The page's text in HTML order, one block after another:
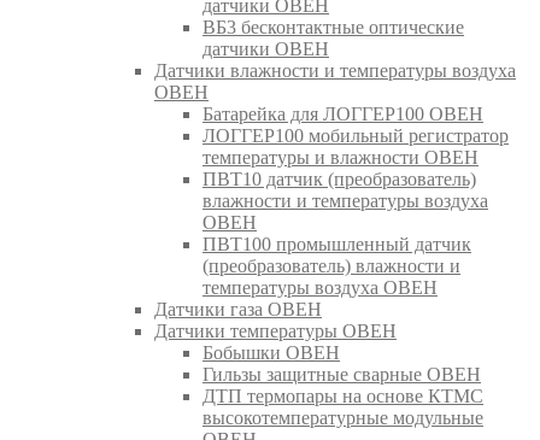
датчики ОВЕН
ВБ3 бесконтактные оптические
датчики ОВЕН
Датчики влажности и температуры воздуха
ОВЕН
Батарейка для ЛОГГЕР100 ОВЕН
ЛОГГЕР100 мобильный регистратор
температуры и влажности ОВЕН
ПВТ10 датчик (преобразователь)
влажности и температуры воздуха
ОВЕН
ПВТ100 промышленный датчик
(преобразователь) влажности и
температуры воздуха ОВЕН
Датчики газа ОВЕН
Датчики температуры ОВЕН
Бобышки ОВЕН
Гильзы защитные сварные ОВЕН
ДТП термопары на основе КТМС
высокотемпературные модульные